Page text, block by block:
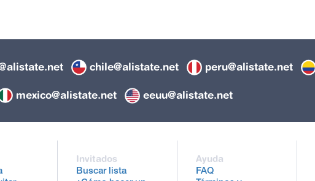
chile@alistate.net peru@alistate.net
mexico@alistate.net eeuu@alistate.net
Invitados
Buscar lista
Ayuda
FAQ